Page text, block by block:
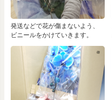
発送などで花が傷まないよう、
ビニールをかけていきます。